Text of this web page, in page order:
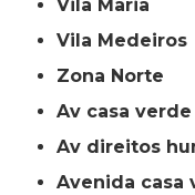
Vila Maria
Vila Medeiros
Zona Norte
av casa verde
av direitos
avenida casa